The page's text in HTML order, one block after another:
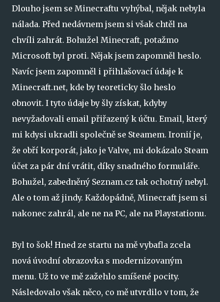
Dlouho jsem se Minecraftu vyhýbal, nějak nebyla
nálada. Před nedávnem jsem si však chtěl na
chvíli zahrát. Bohužel Minecraft, potažmo
Microsoft byl proti. Nějak jsem zapomněl heslo.
Navíc jsem zapomněl i přihlašovací údaje k
Minecraft.net, kde by teoreticky šlo heslo
obnovit. I tyto údaje by šly získat, kdyby
nevyžadovali email přiřazený k účtu. Email, který
mi kdysi ukradli společně se Steamem. Ironií je,
že obří korporát, jako je Valve, mi dokázalo Steam
účet za pár dní vrátit, díky snadného formuláře.
Bohužel, zabedněný Seznam.cz tak ochotný nebyl.
Ale o tom až jindy. Každopádně, Minecraft jsem si
nakonec zahrál, ale ne na PC, ale na Playstationu.
Byl to šok! Hned ze startu na mě vybafla zcela
nová úvodní obrazovka s modernizovaným
menu. Už to ve mě zažehlo smíšené pocity.
Následovalo však něco, co mě utvrdilo v tom, že